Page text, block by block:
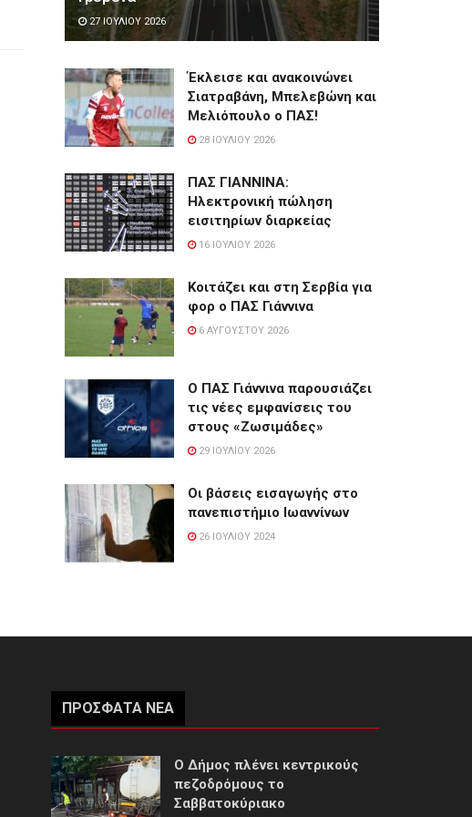
27 ΙΟΥΛΊΟΥ 2026
Έκλεισε και ανακοινώνει
Σιατραβάνη, Μπελεβώνη και
Μελιόπουλο ο ΠΑΣ!
28 ΙΟΥΛΊΟΥ 2026
ΠΑΣ ΓΙΑΝΝΙΝΑ:
Hλεκτρονική πώληση
εισιτηρίων διαρκείας
16 ΙΟΥΛΊΟΥ 2026
Κοιτάζει και στη Σερβία για
φορ ο ΠΑΣ Γιάννινα
6 ΑΥΓΟΎΣΤΟΥ 2026
Ο ΠΑΣ Γιάννινα παρουσιάζει
τις νέες εμφανίσεις του
στους «Ζωσιμάδες»
29 ΙΟΥΛΊΟΥ 2026
Οι βάσεις εισαγωγής στο
πανεπιστήμιο Ιωαννίνων
26 ΙΟΥΛΊΟΥ 2024
ΠΡΌΣΦΑΤΑ ΝΈΑ
Ο Δήμος πλένει κεντρικούς
πεζοδρόμους το
Σαββατοκύριακο